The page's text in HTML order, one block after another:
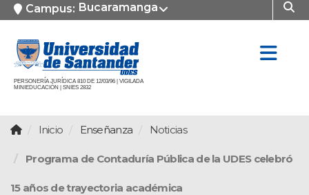
Campus: Bucaramanga
PERSONERÍA JURÍDICA 810 DE 12/03/96 | VIGILADA
MINIEDUCACIÓN | SNIES 2832
Inicio Enseñanza Noticias
Programa de Contaduría Pública de la UDES celebró
15 años de trayectoria académica